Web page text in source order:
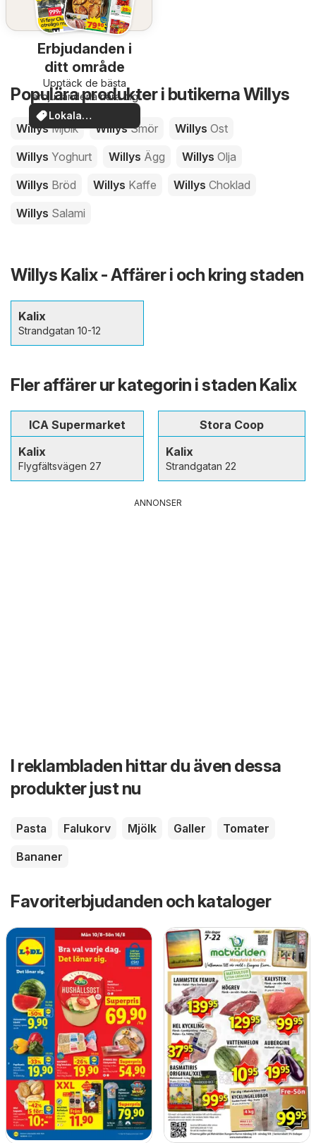
Erbjudanden i
ditt område
Upptäck de bästa
erbjudandena nära dig
Lokala
erbjudanden
Populära produkter i butikerna Willys
WillysMjölk WillysSmör Willys Ost
Willys Yoghurt Willys Ägg Willys Olja
Willys Bröd Willys Kaffe Willys Choklad
Willys Salami
Willys Kalix - Affärer i och kring staden
Kalix
Strandgatan 10-12
Fler affärer ur kategorin i staden Kalix
ICA Supermarket
Kalix
Flygfältsvägen 27
Stora Coop
Kalix
Strandgatan 22
ANNONSER
I reklambladen hittar du även dessa
produkter just nu
Pasta Falukorv Mjölk Galler
Tomater
Bananer
Favoriterbjudanden och kataloger